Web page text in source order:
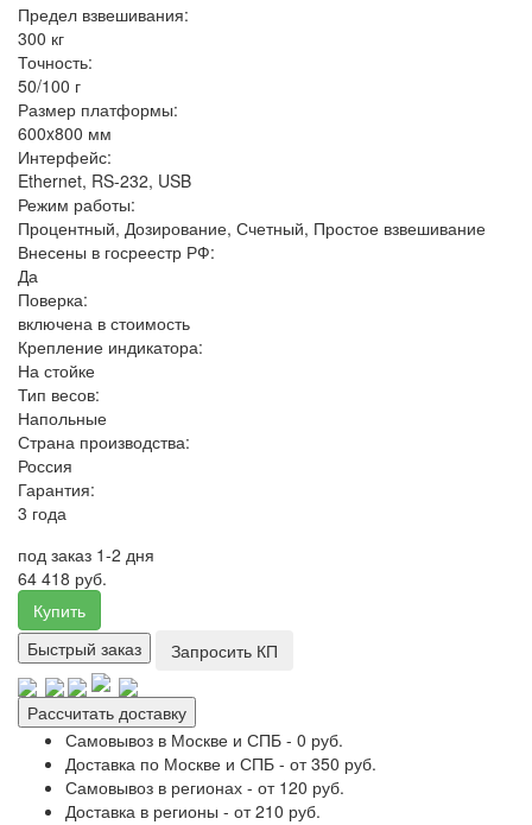
Предел взвешивания:
300 кг
Точность:
50/100 г
Размер платформы:
600x800 мм
Интерфейс:
Ethernet, RS-232, USB
Режим работы:
Процентный, Дозирование, Счетный, Простое взвешивание
Внесены в госреестр РФ:
Да
Поверка:
включена в стоимость
Крепление индикатора:
На стойке
Тип весов:
Напольные
Страна производства:
Россия
Гарантия:
3 года
под заказ 1-2 дня
64 418 руб.
Купить
Быстрый заказ
Запросить КП
Рассчитать доставку
Самовывоз в Москве и СПБ - 0 руб.
Доставка по Москве и СПБ - от 350 руб.
Самовывоз в регионах - от 120 руб.
Доставка в регионы - от 210 руб.